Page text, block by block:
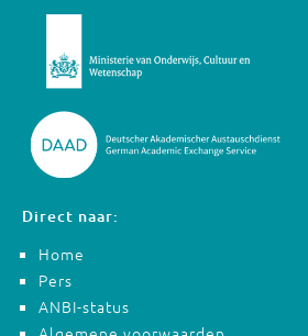
Direct naar:
Home
Pers
ANBI-status